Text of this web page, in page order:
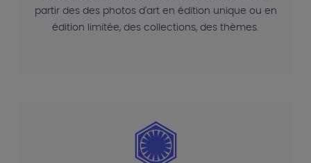
partir des des photos d'art en édition unique ou en
édition limitée, des collections, des thèmes.